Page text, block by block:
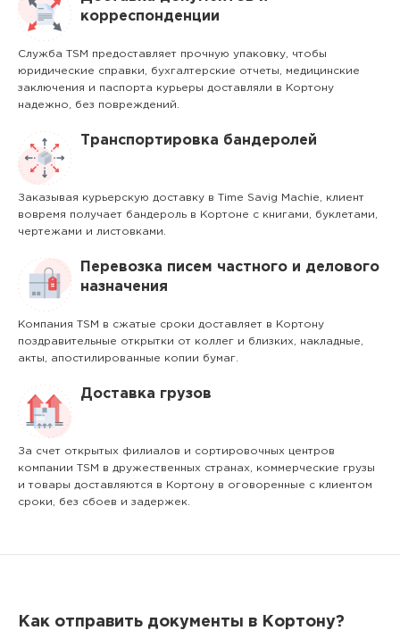
корреспонденции
Служба TSM предоставляет прочную упаковку, чтобы
юридические справки, бухгалтерские отчеты, медицинские
заключения и паспорта курьеры доставляли в Кортону
надежно, без повреждений.
Транспортировка бандеролей
Заказывая курьерскую доставку в Time Savig Machie, клиент
вовремя получает бандероль в Кортоне с книгами, буклетами,
чертежами и листовками.
Перевозка писем частного и делового
назначения
Компания TSM в сжатые сроки доставляет в Кортону
поздравительные открытки от коллег и близких, накладные,
акты, апостилированные копии бумаг.
Доставка грузов
За счет открытых филиалов и сортировочных центров
компании TSM в дружественных странах, коммерческие грузы
и товары доставляются в Кортону в оговоренные с клиентом
сроки, без сбоев и задержек.
Как отправить документы в Кортону?